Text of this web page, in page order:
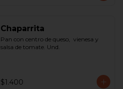
Chaparrita
Pan con centro de queso,  vienesa y
salsa de tomate. Und.
$1.400